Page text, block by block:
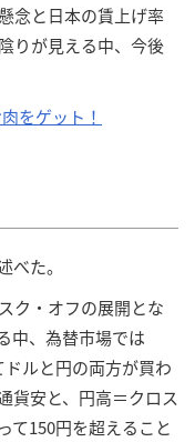
念と日本の賃上げ率
りが見える中、今後
をゲット！
べた。
ク・オフの展開とな
中、為替市場では
ルと円の両方が買わ
貨安と、円高＝クロス
て150円を超えること